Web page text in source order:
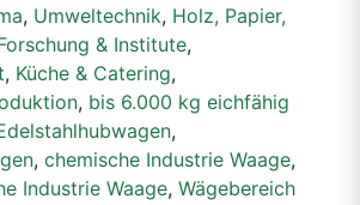
, Umweltechnik, Holz, Papier,
& Institute,
, Küche & Catering,
, bis 6.000 kg eichfähig
,
, chemische Industrie Waage,
Industrie Waage, Wägebereich